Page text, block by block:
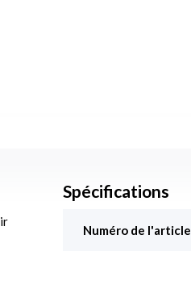
Spécifications
Numéro de l'article